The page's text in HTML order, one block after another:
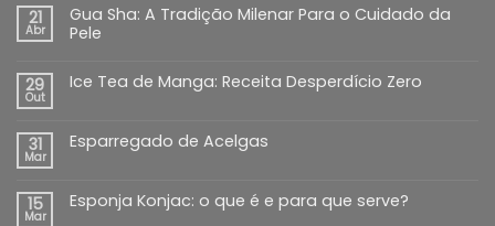
21
Abr
Gua Sha: A Tradição Milenar Para o Cuidado da
Pele
29
Out
Ice Tea de Manga: Receita Desperdício Zero
31
Mar
Esparregado de Acelgas
15
Mar
Esponja Konjac: o que é e para que serve?